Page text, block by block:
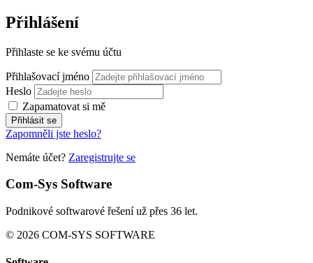
Přihlášení
Přihlaste se ke svému účtu
Přihlašovací jméno
Heslo
Zapamatovat si mě
Přihlásit se
Zapomněli jste heslo?
Nemáte účet? Zaregistrujte se
Com-Sys Software
Podnikové softwarové řešení už přes 36 let.
© 2026 COM-SYS SOFTWARE